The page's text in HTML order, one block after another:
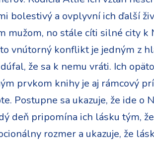
bolestivý a ovplyvní ich ďalší
mužom, no stále cíti silné city k
vnútorný konflikt je jedným z
že sa k nemu vráti. Ich
prvkom knihy je aj rámcový
Postupne sa ukazuje, že ide
deň pripomína ich lásku tým,
rozmer a ukazuje, že